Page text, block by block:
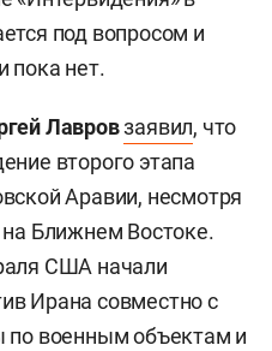
под вопросом и
пока нет.
Лавровзаявил, что
второго этапа
Аравии, несмотря
на Ближнем Востоке.
США начали
Ирана совместно с
по военным объектам и